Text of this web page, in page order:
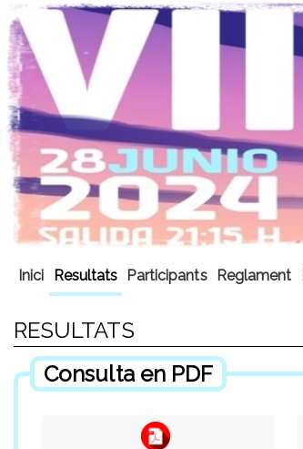
Inici Resultats Participants Reglament
RESULTATS
Consulta en PDF